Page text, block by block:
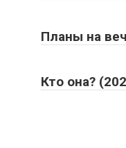
Планы на
Кто она?